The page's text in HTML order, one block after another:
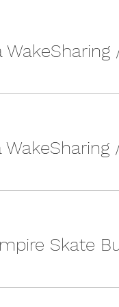
WakeSharing
WakeSharing
Skate